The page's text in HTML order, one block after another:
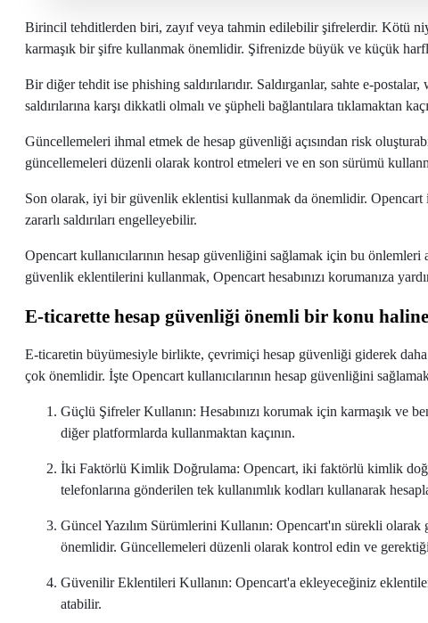
Birincil tehditlerden biri, zayıf veya tahmin edilebilir şifrelerdir. Kötü
karmaşık bir şifre kullanmak önemlidir. Şifrenizde büyük ve küçük
Bir diğer tehdit ise phishing saldırılarıdır. Saldırganlar, sahte e-
saldırılarına karşı dikkatli olmalı ve şüpheli bağlantılara tıklamaktan
Güncellemeleri ihmal etmek de hesap güvenliği açısından risk
güncellemeleri düzenli olarak kontrol etmeleri ve en son sürümü
Son olarak, iyi bir güvenlik eklentisi kullanmak da önemlidir. Opencart
zararlı saldırıları engelleyebilir.
Opencart kullanıcılarının hesap güvenliğini sağlamak için bu
güvenlik eklentilerini kullanmak, Opencart hesabınızı korumanıza
E-ticarette hesap güvenliği önemli bir konu
E-ticaretin büyümesiyle birlikte, çevrimiçi hesap güvenliği giderek
çok önemlidir. İşte Opencart kullanıcılarının hesap güvenliğini
Güçlü Şifreler Kullanın: Hesabınızı korumak için karmaşık ve
diğer platformlarda kullanmaktan kaçının.
İki Faktörlü Kimlik Doğrulama: Opencart, iki faktörlü kimlik
telefonlarına gönderilen tek kullanımlık kodları kullanarak
Güncel Yazılım Sürümlerini Kullanın: Opencart'ın sürekli
önemlidir. Güncellemeleri düzenli olarak kontrol edin ve
Güvenilir Eklentileri Kullanın: Opencart'a ekleyeceğiniz
atabilir.